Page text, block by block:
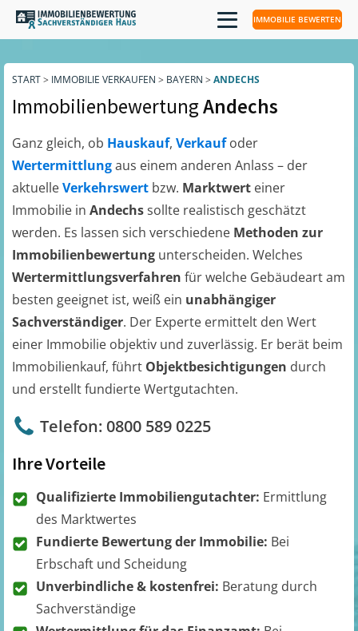
IMMOBILIE BEWERTEN
START> IMMOBILIE VERKAUFEN > BAYERN > ANDECHS
ImmobilienbewertungAndechs
Ganz gleich, ob Hauskauf, Verkaufoder
Wertermittlungaus einem anderen Anlass – der
aktuelleVerkehrswert bzw. Marktwert einer
Immobilie in Andechssollte realistisch geschätzt
werden. Es lassen sich verschiedene Methoden zur
Immobilienbewertung unterscheiden. Welches
Wertermittlungsverfahren für welche Gebäudeart am
besten geeignet ist, weiß ein unabhängiger
Sachverständiger. Der Experte ermittelt den Wert
einer Immobilie objektiv und zuverlässig. Er berät beim
Immobilienkauf, führt Objektbesichtigungen durch
und erstellt fundierte Wertgutachten.
Telefon: 0800 589 0225
Ihre Vorteile
Qualifizierte Immobiliengutachter: Ermittlung
des Marktwertes
Fundierte Bewertung der Immobilie: Bei
Erbschaft und Scheidung
Unverbindliche & kostenfrei: Beratung durch
Sachverständige